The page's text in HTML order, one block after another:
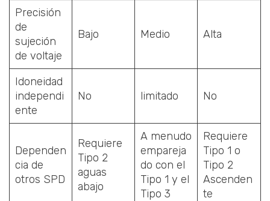
Precisión
de
sujeción
de voltaje
Bajo Medio Alta
Idoneidad
independi
ente
No limitado No
Dependen
cia de
otros SPD
Requiere
Tipo 2
aguas
abajo
A menudo
empareja
do con el
Tipo 1 y el
Tipo 3
Requiere
Tipo 1 o
Tipo 2
Ascenden
te